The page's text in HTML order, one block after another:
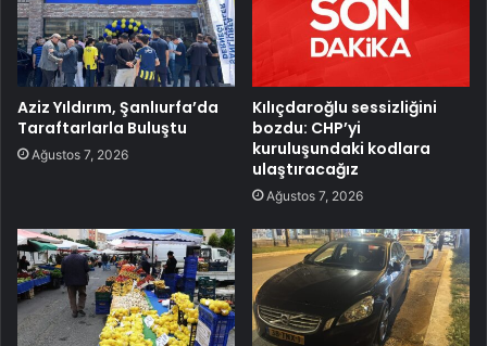
Aziz Yıldırım, Şanlıurfa’da
Taraftarlarla Buluştu
Ağustos 7, 2026
Kılıçdaroğlu sessizliğini
bozdu: CHP’yi
kuruluşundaki kodlara
ulaştıracağız
Ağustos 7, 2026